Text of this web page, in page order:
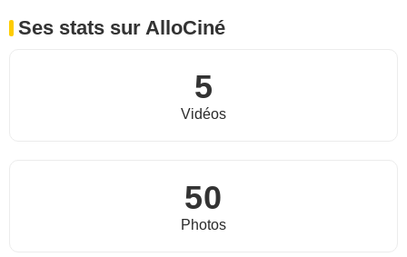
Ses stats sur AlloCiné
5
Vidéos
50
Photos